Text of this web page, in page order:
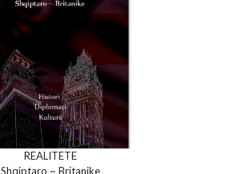
REALITETE
Shqiptaro ~ Britanike